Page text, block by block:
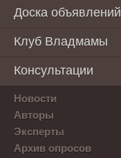
Доска объявлений
Клуб Владмамы
Консультации
Новости
Авторы
Эксперты
Архив опросов